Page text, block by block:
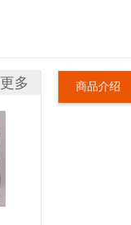
更多 商品介绍